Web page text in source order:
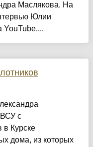
Маслякова. На
Юлии
YouTube....
ВСУ с
в Курске
дома, из которых